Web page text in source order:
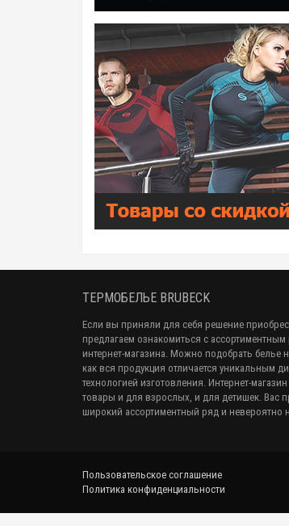
ТЕРМОБЕЛЬЕ BRUBECK
Если вы приняли для себя решение
предлагаем ознакомиться с
интернет-магазина. Можно подобрать белье
как вся продукция отличается уникальным
технологией изготовления. Интернет-
товары и для взрослых, и для детишек. Вас
широкий ассортиментный ряд и невероятно
Пользовательское соглашение
Политика конфиденциальности